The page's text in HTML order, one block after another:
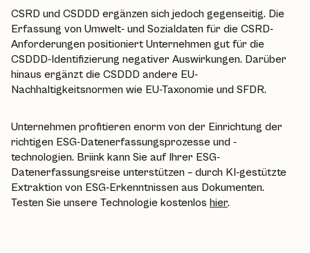
CSRD und CSDDD ergänzen sich jedoch gegenseitig. Die
Erfassung von Umwelt- und Sozialdaten für die CSRD-
Anforderungen positioniert Unternehmen gut für die
CSDDD-Identifizierung negativer Auswirkungen. Darüber
hinaus ergänzt die CSDDD andere EU-
Nachhaltigkeitsnormen wie EU-Taxonomie und SFDR.
Unternehmen profitieren enorm von der Einrichtung der
richtigen ESG-Datenerfassungsprozesse und -
technologien. Briink kann Sie auf Ihrer ESG-
Datenerfassungsreise unterstützen – durch KI-gestützte
Extraktion von ESG-Erkenntnissen aus Dokumenten.
Testen Sie unsere Technologie kostenlos hier.